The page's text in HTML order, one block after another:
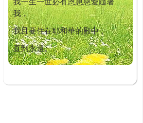
我一生一世必有恩惠慈愛隨著
我，
我且要住在耶和華的殿中，
直到永遠。